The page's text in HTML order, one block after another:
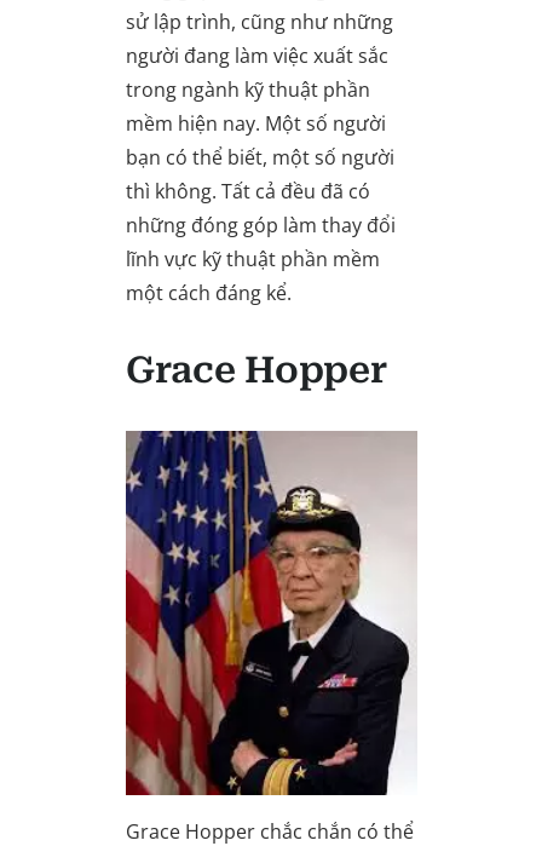
sử lập trình, cũng như những
người đang làm việc xuất sắc
trong ngành kỹ thuật phần
mềm hiện nay. Một số người
bạn có thể biết, một số người
thì không. Tất cả đều đã có
những đóng góp làm thay đổi
lĩnh vực kỹ thuật phần mềm
một cách đáng kể.
Grace Hopper
Grace Hopper chắc chắn có thể